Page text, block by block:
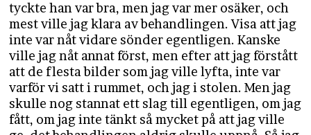
tyckte han var bra, men jag var mer osäker, och
mest ville jag klara av behandlingen. Visa att jag
inte var nåt vidare sönder egentligen. Kanske
ville jag nåt annat först, men efter att jag förstått
att de flesta bilder som jag ville lyfta, inte var
varför vi satt i rummet, och jag i stolen. Men jag
skulle nog stannat ett slag till egentligen, om jag
fått, om jag inte tänkt så mycket på att jag ville